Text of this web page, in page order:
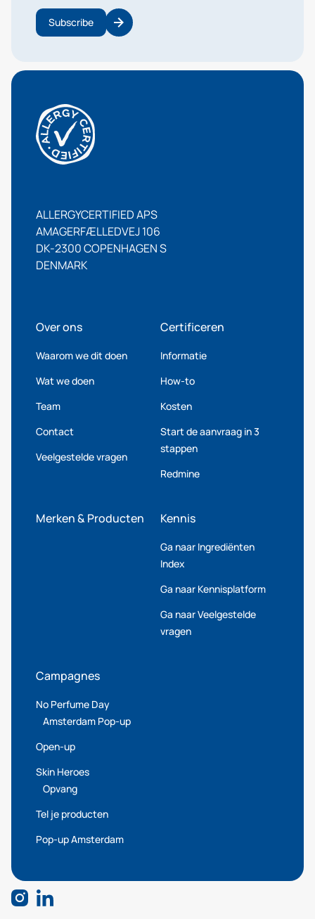
Subscribe
ALLERGYCERTIFIED APS
AMAGERFÆLLEDVEJ 106
DK-2300 COPENHAGEN S
DENMARK
Over ons
Waarom we dit doen
Wat we doen
Team
Contact
Veelgestelde vragen
Certificeren
Informatie
How-to
Kosten
Start de aanvraag in 3
stappen
Redmine
Merken & Producten Kennis
Ga naar Ingrediënten
Index
Ga naar Kennisplatform
Ga naar Veelgestelde
vragen
Campagnes
No Perfume Day
Amsterdam Pop-up
Open-up
Skin Heroes
Opvang
Tel je producten
Pop-up Amsterdam